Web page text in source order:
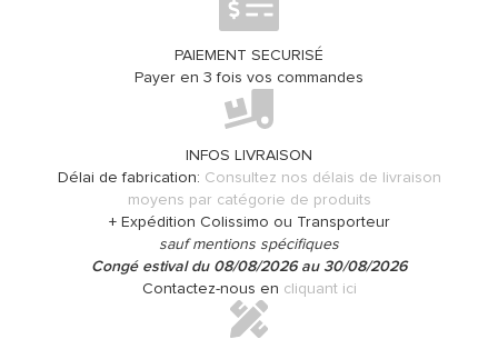
PAIEMENT SECURISÉ
Payer en 3 fois vos commandes
INFOS LIVRAISON
Délai de fabrication: Consultez nos délais de livraison
moyens par catégorie de produits
+ Expédition Colissimo ou Transporteur
sauf mentions spécifiques
Congé estival du 08/08/2026 au 30/08/2026
Contactez-nous en cliquant ici